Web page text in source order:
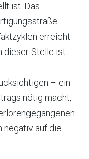
ist. Das
erreicht
dieser Stelle ist
– ein
nötig macht,
negativ auf die